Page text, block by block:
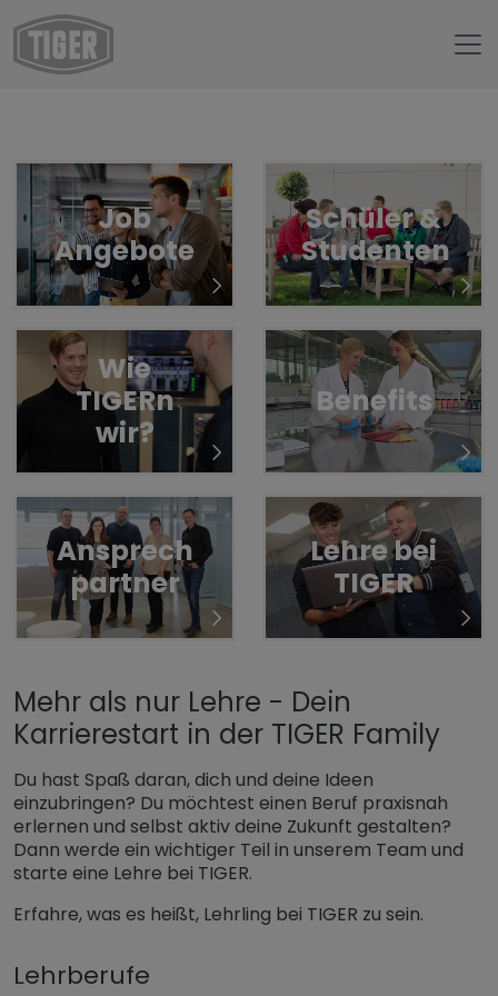
Wir sind ein Team
Job
Angebote
Wie
TIGERn
wir?
Ansprech
partner
Schüler &
Studenten
Benefits
Lehre bei
TIGER
Mehr als nur Lehre - Dein
Karrierestart in der TIGER Family
Du hast Spaß daran, dich und deine Ideen
einzubringen? Du möchtest einen Beruf praxisnah
erlernen und selbst aktiv deine Zukunft gestalten?
Dann werde ein wichtiger Teil in unserem Team und
starte eine Lehre bei TIGER.
Erfahre, was es heißt, Lehrling bei TIGER zu sein.
Lehrberufe